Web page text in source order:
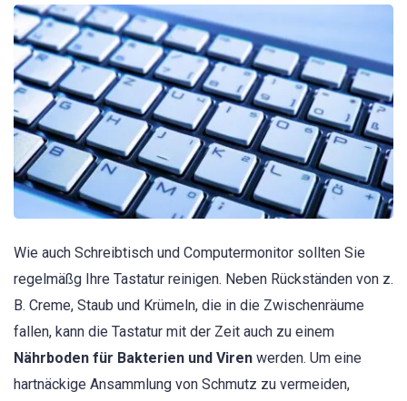
Wie auch Schreibtisch und Computermonitor sollten Sie
regelmäßg Ihre Tastatur reinigen. Neben Rückständen von z.
B. Creme, Staub und Krümeln, die in die Zwischenräume
fallen, kann die Tastatur mit der Zeit auch zu einem
Nährboden für Bakterien und Viren werden. Um eine
hartnäckige Ansammlung von Schmutz zu vermeiden,